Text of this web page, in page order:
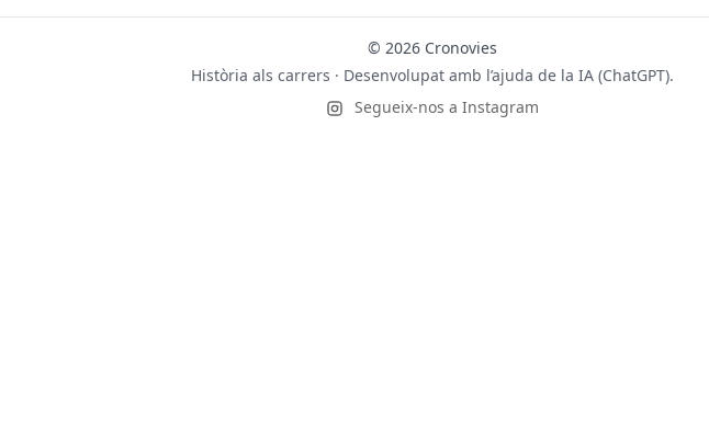
© 2026 Cronovies
Història als carrers · Desenvolupat amb l’ajuda de la IA (ChatGPT).
Segueix-nos a Instagram